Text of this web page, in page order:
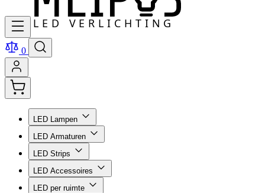
0
LED Lampen
LED Armaturen
LED Strips
LED Accessoires
LED per ruimte